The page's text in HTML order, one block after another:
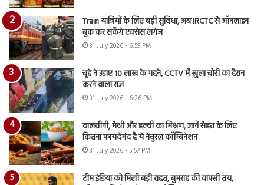
Train यात्रियों के लिए बड़ी सुविधा, अब IRCTC से ऑनलाइन
बुक कर सकेंगे एक्सेस लगेज
31 July 2026 - 6:59 PM
चूहे ने उड़ाए 10 लाख के गहने, CCTV में खुला चोरी का हैरान
करने वाला राज
31 July 2026 - 6:26 PM
दालचीनी, मेथी और हल्दी का मिश्रण, जानें सेहत के लिए
कितना फायदेमंद है ये नेचुरल कॉम्बिनेशन
31 July 2026 - 5:57 PM
टीम इंडिया को मिली बड़ी राहत, बुमराह की वापसी तय,